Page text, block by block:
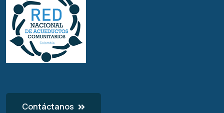
Contáctanos